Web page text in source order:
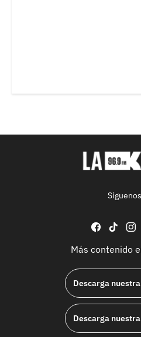
facebook
tiktok
Más contenido
Descarga
Descarga